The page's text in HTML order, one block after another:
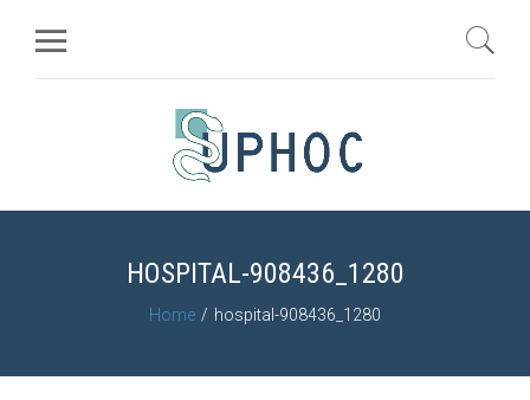
HOSPITAL-908436_1280
Home hospital-908436_1280